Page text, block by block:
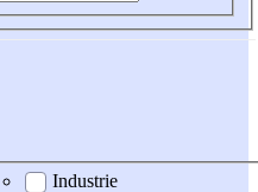
Industrie